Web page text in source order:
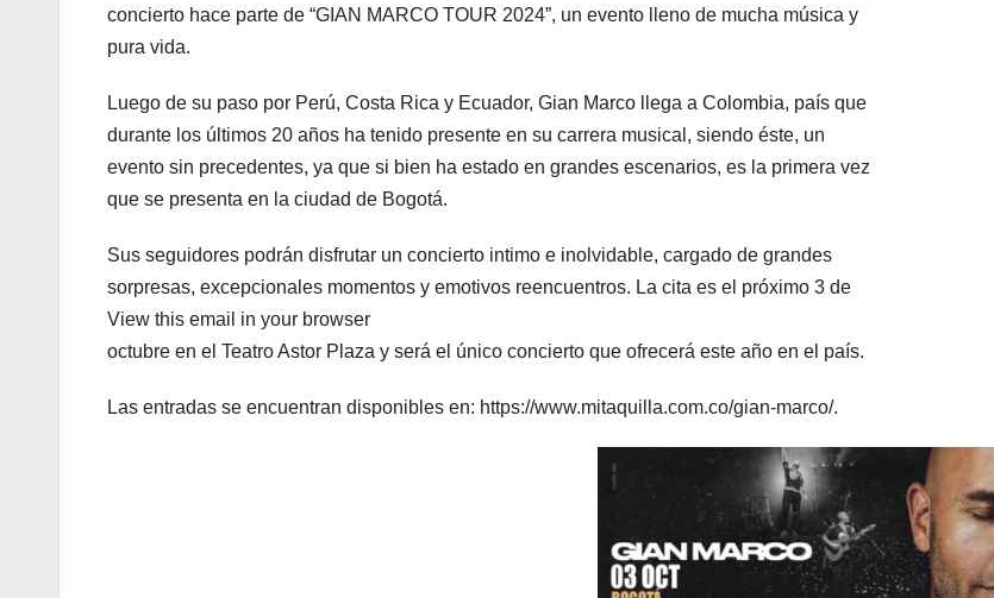
concierto hace parte de “GIAN MARCO TOUR 2024”, un evento lleno de mucha música y
pura vida.
Luego de su paso por Perú, Costa Rica y Ecuador, Gian Marco llega a Colombia, país que
durante los últimos 20 años ha tenido presente en su carrera musical, siendo éste, un
evento sin precedentes, ya que si bien ha estado en grandes escenarios, es la primera vez
que se presenta en la ciudad de Bogotá.
Sus seguidores podrán disfrutar un concierto intimo e inolvidable, cargado de grandes
sorpresas, excepcionales momentos y emotivos reencuentros. La cita es el próximo 3 de
View this email in your browser
octubre en el Teatro Astor Plaza y será el único concierto que ofrecerá este año en el país.
Las entradas se encuentran disponibles en: https://www.mitaquilla.com.co/gian-marco/.